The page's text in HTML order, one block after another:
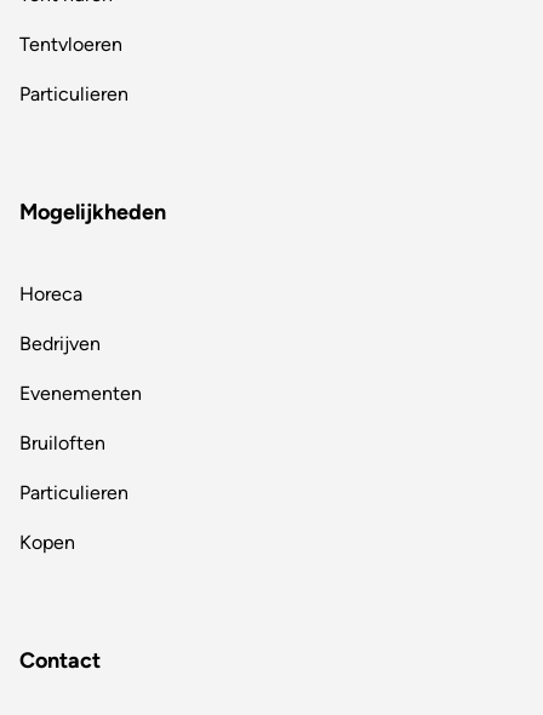
Tentvloeren
Particulieren
Mogelijkheden
Horeca
Bedrijven
Evenementen
Bruiloften
Particulieren
Kopen
Contact